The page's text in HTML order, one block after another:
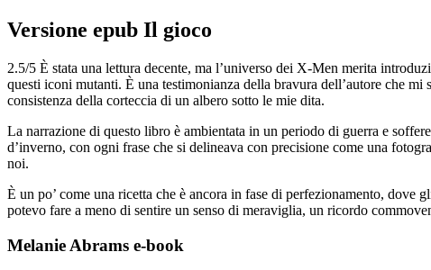
Versione epub Il gioco
2.5/5 È stata una lettura decente, ma l’universo dei X-Men merita
questi iconi mutanti. È una testimonianza della bravura dell’autore che
consistenza della corteccia di un albero sotto le mie dita.
La narrazione di questo libro è ambientata in un periodo di guerra e
d’inverno, con ogni frase che si delineava con precisione come una
noi.
È un po’ come una ricetta che è ancora in fase di perfezionamento,
potevo fare a meno di sentire un senso di meraviglia, un ricordo
Melanie Abrams e-book